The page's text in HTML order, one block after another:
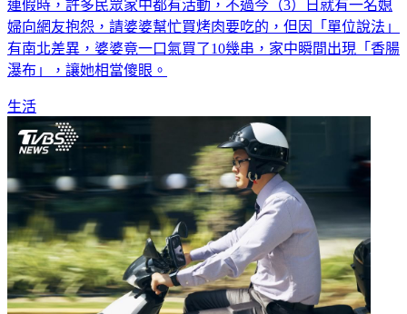
連假時，許多民眾家中都有活動，不過今（3）日就有一名媳
婦向網友抱怨，請婆婆幫忙買烤肉要吃的，但因「單位說法」
有南北差異，婆婆竟一口氣買了10幾串，家中瞬間出現「香腸
瀑布」，讓她相當傻眼。
生活